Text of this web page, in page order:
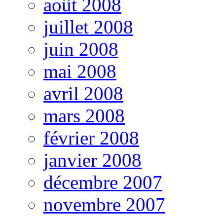
août 2008
juillet 2008
juin 2008
mai 2008
avril 2008
mars 2008
février 2008
janvier 2008
décembre 2007
novembre 2007